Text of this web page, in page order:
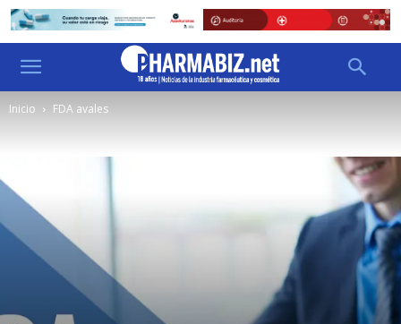
Inicio FDA avales